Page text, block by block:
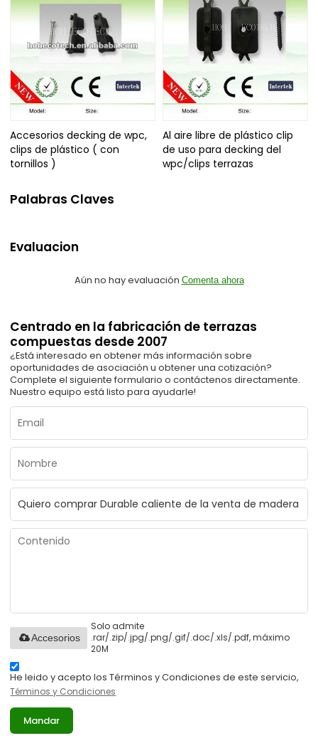
Accesorios decking de wpc,
clips de plástico ( con
tornillos )
Al aire libre de plástico clip
de uso para decking del
wpc/clips terrazas
Palabras Claves
Evaluacion
Aún no hay evaluación Comenta ahora
Centrado en la fabricación de terrazas
compuestas desde 2007
¿Está interesado en obtener más información sobre
oportunidades de asociación u obtener una cotización?
Complete el siguiente formulario o contáctenos directamente.
Nuestro equipo está listo para ayudarle!
Solo admite
.rar/.zip/.jpg/.png/.gif/.doc/.xls/.pdf, máximo
20M
Accesorios
He leido y acepto los Términos y Condiciones de este servicio,
Términos y Condiciones
Mandar